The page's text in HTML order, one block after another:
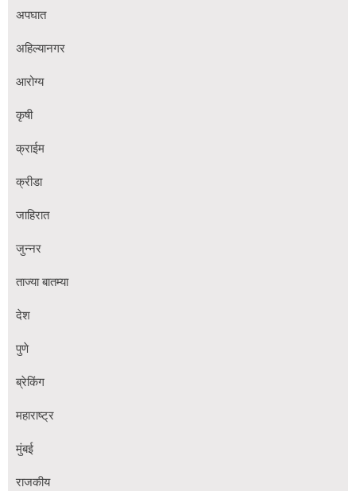
अपघात
अहिल्यानगर
आरोग्य
कृषी
क्राईम
क्रीडा
जाहिरात
जुन्नर
ताज्या बातम्या
देश
पुणे
ब्रेकिंग
महाराष्ट्र
मुंबई
राजकीय